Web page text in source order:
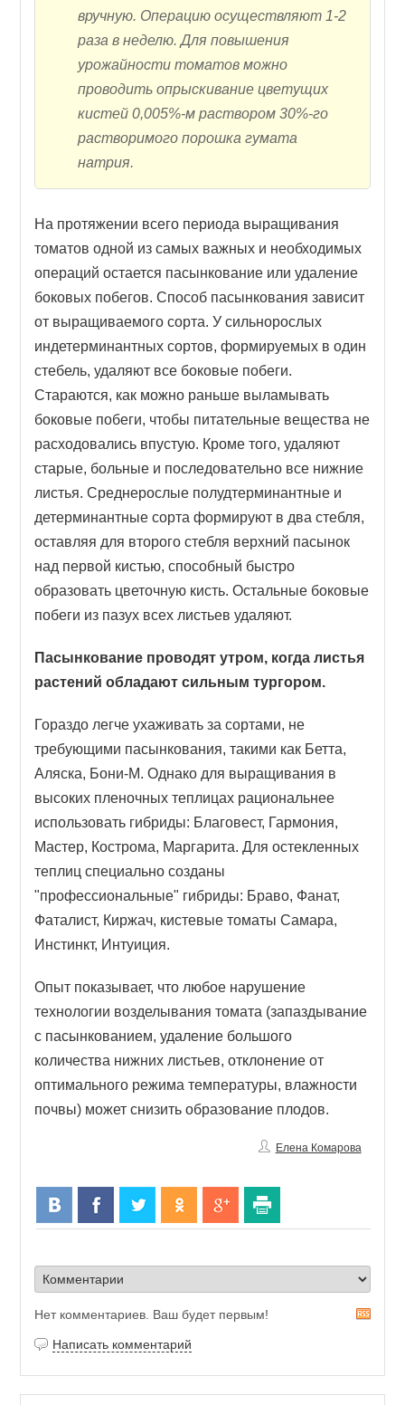
вручную. Операцию осуществляют 1-2
раза в неделю. Для повышения
урожайности томатов можно
проводить опрыскивание цветущих
кистей 0,005%-м раствором 30%-го
растворимого порошка гумата
натрия.
На протяжении всего периода выращивания
томатов одной из самых важных и необходимых
операций остается пасынкование или удаление
боковых побегов. Способ пасынкования зависит
от выращиваемого сорта. У сильнорослых
индетерминантных сортов, формируемых в один
стебель, удаляют все боковые побеги.
Стараются, как можно раньше выламывать
боковые побеги, чтобы питательные вещества не
расходовались впустую. Кроме того, удаляют
старые, больные и последовательно все нижние
листья. Среднерослые полудтерминантные и
детерминантные сорта формируют в два стебля,
оставляя для второго стебля верхний пасынок
над первой кистью, способный быстро
образовать цветочную кисть. Остальные боковые
побеги из пазух всех листьев удаляют.
Пасынкование проводят утром, когда листья
растений обладают сильным тургором.
Гораздо легче ухаживать за сортами, не
требующими пасынкования, такими как Бетта,
Аляска, Бони-М. Однако для выращивания в
высоких пленочных теплицах рациональнее
использовать гибриды: Благовест, Гармония,
Мастер, Кострома, Маргарита. Для остекленных
теплиц специально созданы
"профессиональные" гибриды: Браво, Фанат,
Фаталист, Киржач, кистевые томаты Cамара,
Инстинкт, Интуиция.
Опыт показывает, что любое нарушение
технологии возделывания томата (запаздывание
с пасынкованием, удаление большого
количества нижних листьев, отклонение от
оптимального режима температуры, влажности
почвы) может снизить образование плодов.
Елена Комарова
Нет комментариев. Ваш будет первым!
Написать комментарий